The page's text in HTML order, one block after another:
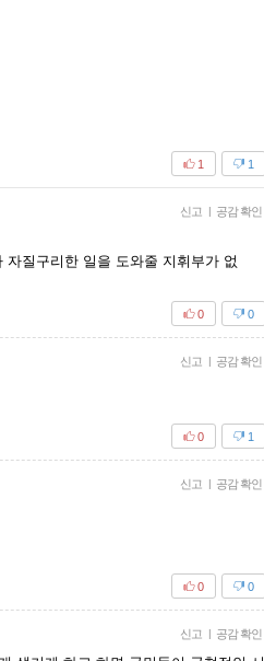
1
1
신고 | 공감 확인
질구리한 일을 도와줄 지휘부가 없
0
0
신고 | 공감 확인
1
0
신고 | 공감 확인
0
0
신고 | 공감 확인